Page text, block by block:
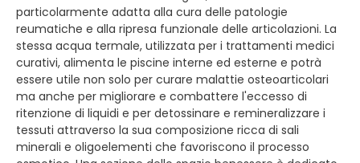
particolarmente adatta alla cura delle patologie
reumatiche e alla ripresa funzionale delle articolazioni. La
stessa acqua termale, utilizzata per i trattamenti medici
curativi, alimenta le piscine interne ed esterne e potrà
essere utile non solo per curare malattie osteoarticolari
ma anche per migliorare e combattere l'eccesso di
ritenzione di liquidi e per detossinare e remineralizzare i
tessuti attraverso la sua composizione ricca di sali
minerali e oligoelementi che favoriscono il processo